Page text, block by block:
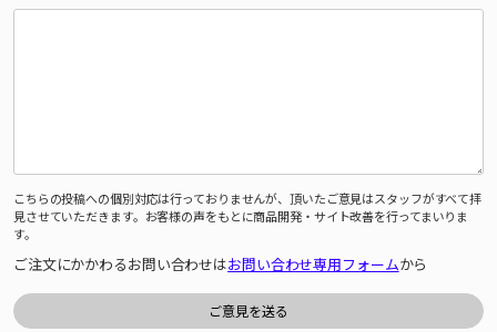
こちらの投稿への個別対応は行っておりませんが、頂いたご意見はスタッフがすべて拝
見させていただきます。お客様の声をもとに商品開発・サイト改善を行ってまいりま
す。
ご注文にかかわるお問い合わせはお問い合わせ専用フォームから